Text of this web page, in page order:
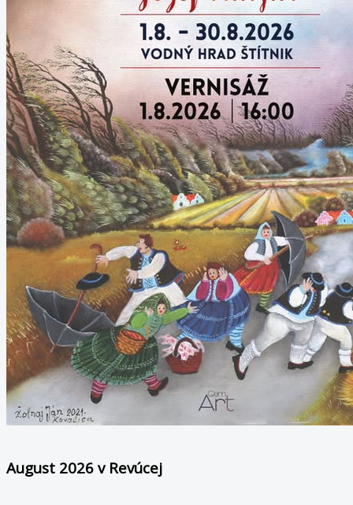
August 2026 v Revúcej